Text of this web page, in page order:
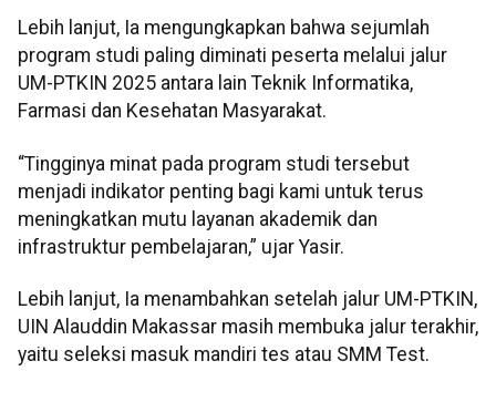
Lebih lanjut, Ia mengungkapkan bahwa sejumlah
program studi paling diminati peserta melalui jalur
UM-PTKIN 2025 antara lain Teknik Informatika,
Farmasi dan Kesehatan Masyarakat.
“Tingginya minat pada program studi tersebut
menjadi indikator penting bagi kami untuk terus
meningkatkan mutu layanan akademik dan
infrastruktur pembelajaran,” ujar Yasir.
Lebih lanjut, Ia menambahkan setelah jalur UM-PTKIN,
UIN Alauddin Makassar masih membuka jalur terakhir,
yaitu seleksi masuk mandiri tes atau SMM Test.